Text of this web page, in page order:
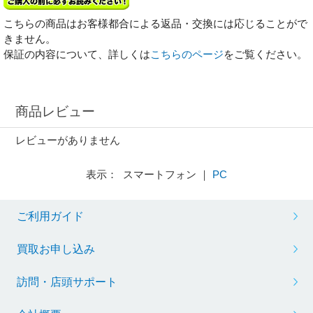
こちらの商品はお客様都合による返品・交換には応じることがで
きません。
保証の内容について、詳しくはこちらのページをご覧ください。
商品レビュー
レビューがありません
表示： スマートフォン ｜ PC
ご利用ガイド
買取お申し込み
訪問・店頭サポート